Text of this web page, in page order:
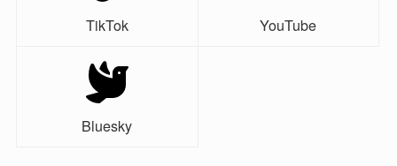
TikTok YouTube
Bluesky